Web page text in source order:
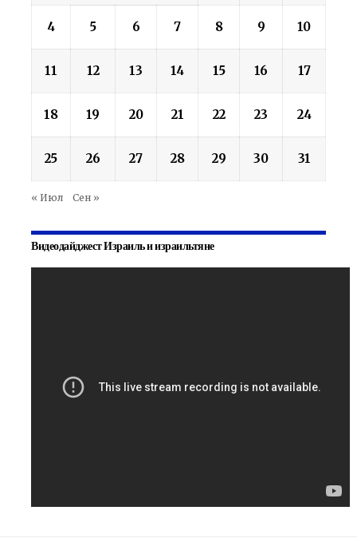
4 5 6 7 8 9 10
11 12 13 14 15 16 17
18 19 20 21 22 23 24
25 26 27 28 29 30 31
« Июл Сен »
Видеодайджест Израиль и израильтяне